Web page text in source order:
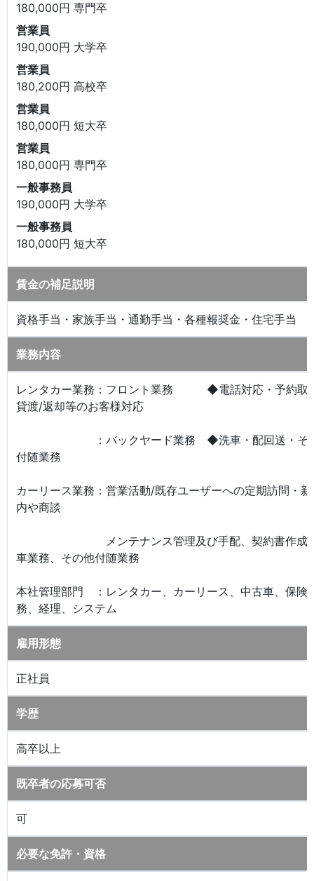
180,000円 専門卒
営業員
190,000円 大学卒
営業員
180,200円 高校卒
営業員
180,000円 短大卒
営業員
180,000円 専門卒
一般事務員
190,000円 大学卒
一般事務員
180,000円 短大卒
賃金の補足説明
資格手当・家族手当・通勤手当・各種報奨金・住宅手当
業務内容
レンタカー業務：フロント業務 ◆電話対応・予約取
貸渡/返却等のお客様対応
：バックヤード業務 ◆洗車・配回送・そ
付随業務
カーリース業務：営業活動/既存ユーザーへの定期訪問・
内や商談
メンテナンス管理及び手配、契約書作成
車業務、その他付随業務
本社管理部門 ：レンタカー、カーリース、中古車、保険
務、経理、システム
雇用形態
正社員
学歴
高卒以上
既卒者の応募可否
可
必要な免許・資格